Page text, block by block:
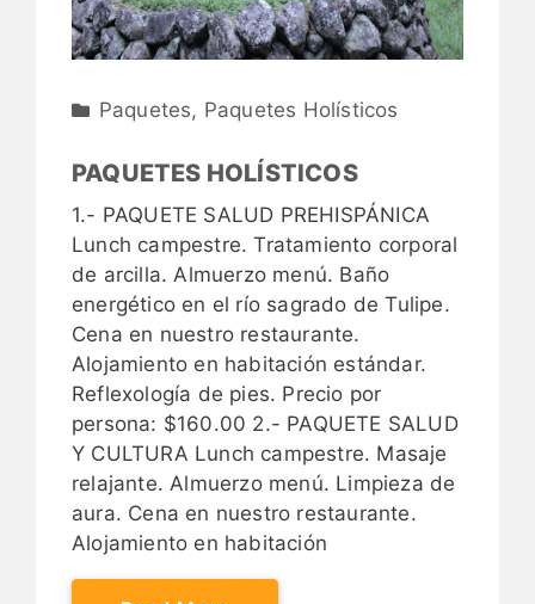
Paquetes, Paquetes Holísticos
PAQUETES HOLÍSTICOS
1.- PAQUETE SALUD PREHISPÁNICA
Lunch campestre. Tratamiento corporal
de arcilla. Almuerzo menú. Baño
energético en el río sagrado de Tulipe.
Cena en nuestro restaurante.
Alojamiento en habitación estándar.
Reflexología de pies. Precio por
persona: $160.00 2.- PAQUETE SALUD
Y CULTURA Lunch campestre. Masaje
relajante. Almuerzo menú. Limpieza de
aura. Cena en nuestro restaurante.
Alojamiento en habitación